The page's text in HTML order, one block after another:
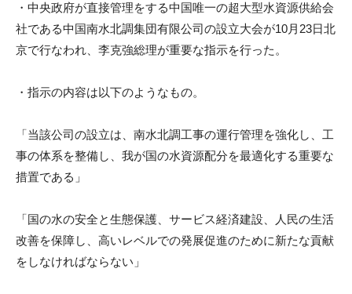
・ 中央政府が直接管理をする中国唯一の超大型水資源供給会
社である中国南水北調集団有限公司の設立大会が10月23日北
京で行なわれ、李克強総理が重要な指示を行った。
・指示の内容は以下のようなもの。
「当該公司の設立は、南水北調工事の運行管理を強化し、 工
事の体系を整備し、 我が国の水資源配分を最適化する重要な
措置である」
「国の水の安全と生態保護、サービス経済建設、
人民の生活
改善を保障し、 高いレベルでの発展促進のために新たな貢献
をしなければならない 」